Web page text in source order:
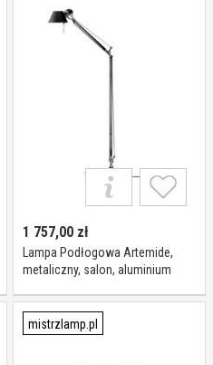
1 757,00 zł
Lampa Podłogowa Artemide,
metaliczny, salon, aluminium
mistrzlamp.pl